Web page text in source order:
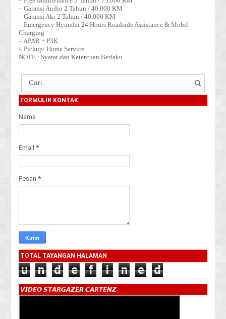
– Garansi Audio 2 Tahun / 40.000 KM
– Garansi Aki 2 Tahun / 40.000 KM
– Emergency Hyundai 24 Hours Roadside Assistance & Mobil
Charging
– APAR + P3K
– Pickup/ Home Service
NOTE : Syarat dan Ketentuan Berlaku
FORMULIR KONTAK
Nama
Email*
Pesan*
TOTAL TAYANGAN HALAMAN
u n d e f i n e d
𝙑𝙄𝘿𝙀𝙊 𝙎𝙏𝘼𝙍𝙂𝘼𝙕𝙀𝙍 𝘾𝘼𝙍𝙏𝙀𝙉𝙕